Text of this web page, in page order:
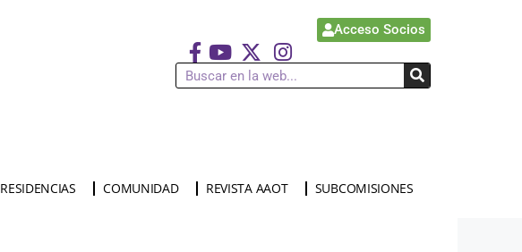
Acceso Socios
RESIDENCIAS COMUNIDAD REVISTA AAOT SUBCOMISIONES